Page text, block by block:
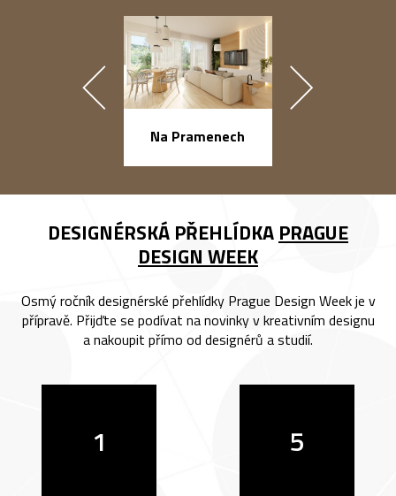
Na Pramenech
DESIGNÉRSKÁ PŘEHLÍDKA PRAGUE
DESIGN WEEK
Osmý ročník designérské přehlídky Prague Design Week je v
přípravě. Přijďte se podívat na novinky v kreativním designu
a nakoupit přímo od designérů a studií.
1 5